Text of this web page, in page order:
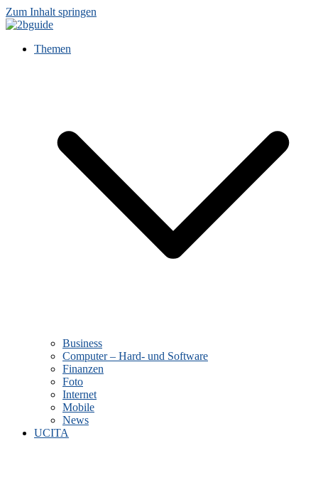
Zum Inhalt springen
Themen
Business
Computer – Hard- und Software
Finanzen
Foto
Internet
Mobile
News
UCITA